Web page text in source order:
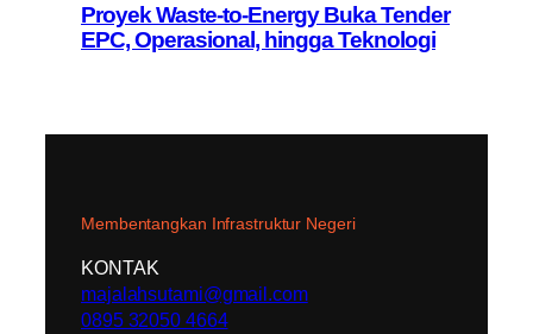
Proyek Waste-to-Energy Buka Tender
EPC, Operasional, hingga Teknologi
Membentangkan Infrastruktur Negeri
KONTAK
majalahsutami@gmail.com
0895 32050 4664